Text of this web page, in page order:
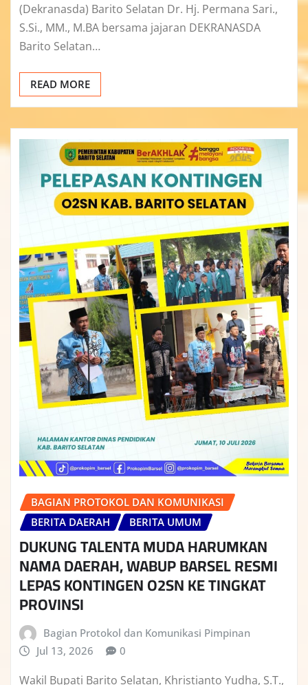
(Dekranasda) Barito Selatan Dr. Hj. Permana Sari.,
S.Si., MM., M.BA bersama jajaran DEKRANASDA
Barito Selatan…
READ MORE
BAGIAN PROTOKOL DAN KOMUNIKASI
BERITA DAERAH
BERITA UMUM
DUKUNG TALENTA MUDA HARUMKAN
NAMA DAERAH, WABUP BARSEL RESMI
LEPAS KONTINGEN O2SN KE TINGKAT
PROVINSI
Bagian Protokol dan Komunikasi Pimpinan
Jul 13, 2026
0
Wakil Bupati Barito Selatan, Khristianto Yudha, S.T.,